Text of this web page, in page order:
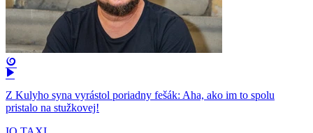
Z Kulyho syna vyrástol poriadny fešák: Aha, ako im to spolu
pristalo na stužkovej!